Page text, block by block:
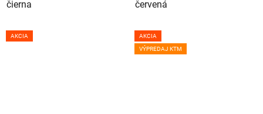
čierna červená
AKCIA
AKCIA
VÝPREDAJ KTM